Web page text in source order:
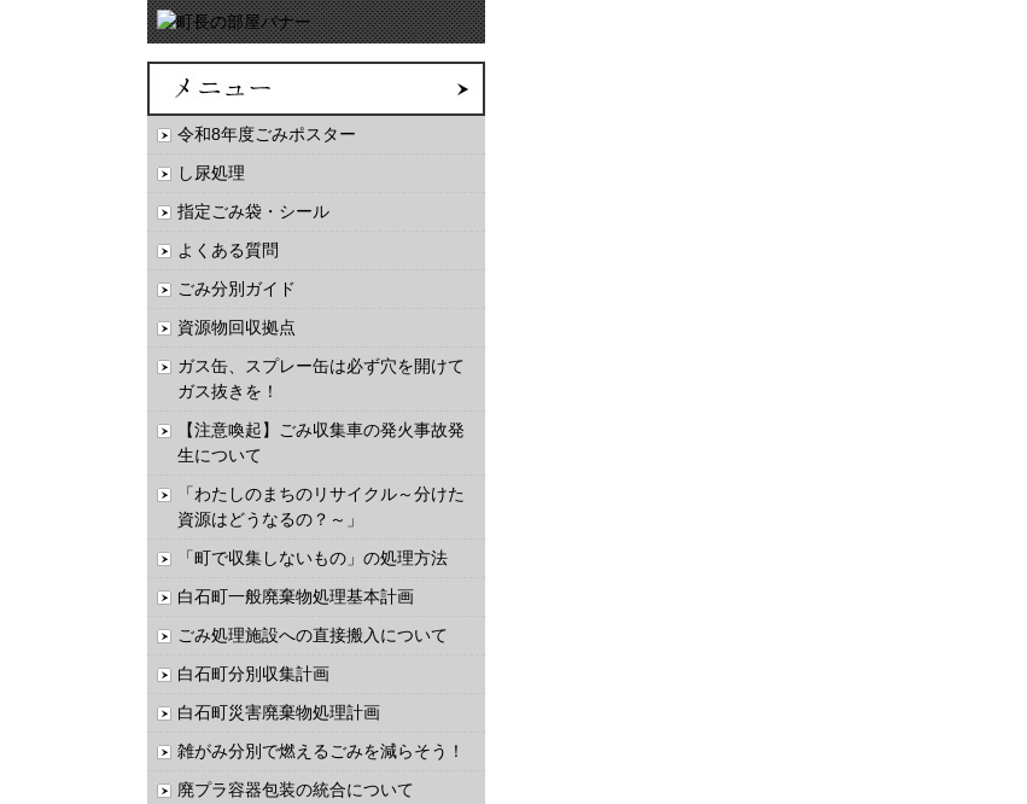
令和8年度ごみポスター
し尿処理
指定ごみ袋・シール
よくある質問
ごみ分別ガイド
資源物回収拠点
ガス缶、スプレー缶は必ず穴を開けて
ガス抜きを！
【注意喚起】ごみ収集車の発火事故発
生について
「わたしのまちのリサイクル～分けた
資源はどうなるの？～」
「町で収集しないもの」の処理方法
白石町一般廃棄物処理基本計画
ごみ処理施設への直接搬入について
白石町分別収集計画
白石町災害廃棄物処理計画
雑がみ分別で燃えるごみを減らそう！
廃プラ容器包装の統合について